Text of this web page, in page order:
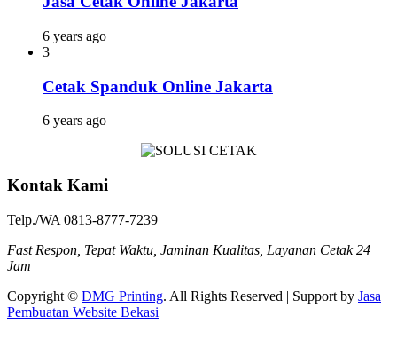
6 years ago
3
Cetak Spanduk Online Jakarta
6 years ago
Kontak Kami
Telp./WA 0813-8777-7239
Fast Respon, Tepat Waktu, Jaminan Kualitas, Layanan Cetak 24
Jam
Copyright © DMG Printing. All Rights Reserved | Support by Jasa
Pembuatan Website Bekasi